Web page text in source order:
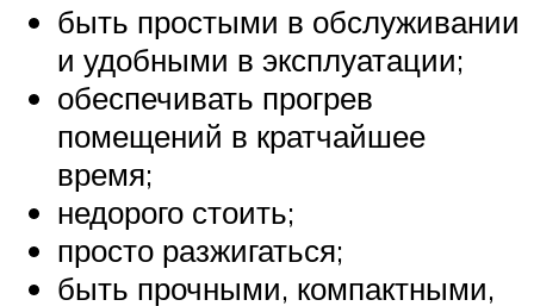
быть простыми в обслуживании
и удобными в эксплуатации;
обеспечивать прогрев
помещений в кратчайшее
время;
недорого стоить;
просто разжигаться;
быть прочными, компактными,